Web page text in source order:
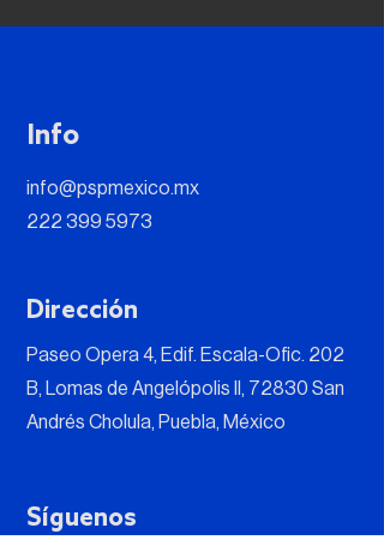
Info
info@pspmexico.mx
222 399 5973
Dirección
Paseo Opera 4, Edif. Escala-Ofic. 202
B, Lomas de Angelópolis II, 72830 San
Andrés Cholula, Puebla, México
Síguenos